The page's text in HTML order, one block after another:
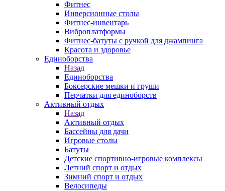
Фитнес
Инверсионные столы
Фитнес-инвентарь
Виброплатформы
Фитнес-батуты с ручкой для джампинга
Красота и здоровье
Единоборства
Назад
Единоборства
Боксерские мешки и груши
Перчатки для единоборств
Активный отдых
Назад
Активный отдых
Бассейны для дачи
Игровые столы
Батуты
Детские спортивно-игровые комплексы
Летний спорт и отдых
Зимний спорт и отдых
Велосипеды